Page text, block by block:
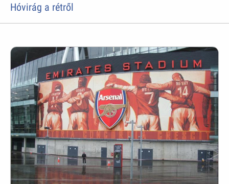
Hóvirág a rétről